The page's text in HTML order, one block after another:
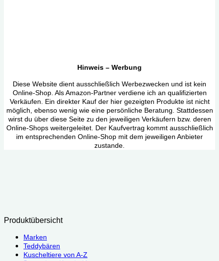
Hinweis – Werbung
Diese Website dient ausschließlich Werbezwecken und ist kein
Online-Shop. Als Amazon-Partner verdiene ich an qualifizierten
Verkäufen. Ein direkter Kauf der hier gezeigten Produkte ist nicht
möglich, ebenso wenig wie eine persönliche Beratung. Stattdessen
wirst du über diese Seite zu den jeweiligen Verkäufern bzw. deren
Online-Shops weitergeleitet. Der Kaufvertrag kommt ausschließlich
im entsprechenden Online-Shop mit dem jeweiligen Anbieter
zustande.
Produktübersicht
Marken
Teddybären
Kuscheltiere von A-Z